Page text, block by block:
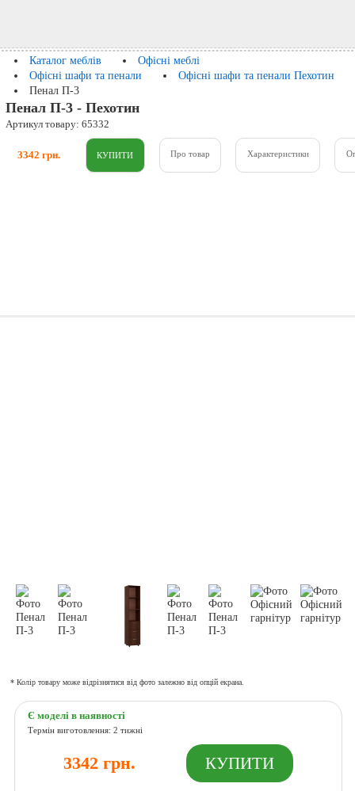
Каталог меблів
Офісні меблі
Офісні шафи та пенали
Офісні шафи та пенали Пехотин
Пенал П-3
Пенал П-3 - Пехотин
Артикул товару: 65332
3342 грн. Про товар Характеристики
* Колір товару може відрізнятися від фото залежно від опцій екрана.
Є моделі в наявності
Термін виготовлення: 2 тижні
3342 грн.